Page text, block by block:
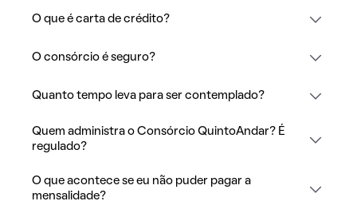
O que é carta de crédito?
O consórcio é seguro?
Quanto tempo leva para ser contemplado?
Quem administra o Consórcio QuintoAndar? É
regulado?
O que acontece se eu não puder pagar a
mensalidade?